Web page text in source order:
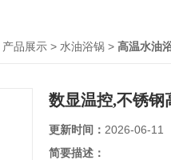
产品展示 > 水油浴锅 > 高温水油
数显温控,不锈钢
更新时间： 2026-06-11
简要描述：